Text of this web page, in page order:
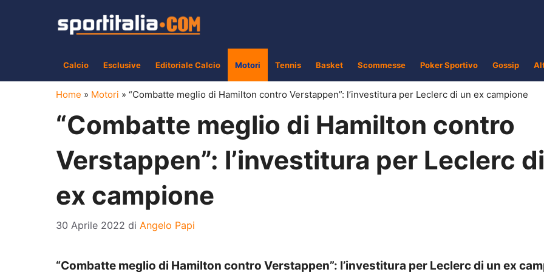
Calcio Esclusive Editoriale Calcio Motori Tennis Basket Scommesse Poker Sportivo Gossip
Home » Motori » “Combatte meglio di Hamilton contro Verstappen”: l’investitura per Leclerc di un ex campione
“Combatte meglio di Hamilton contro
Verstappen”: l’investitura per Leclerc
ex campione
30 Aprile 2022 di Angelo Papi
“Combatte meglio di Hamilton contro Verstappen”: l’investitura per Leclerc di un ex